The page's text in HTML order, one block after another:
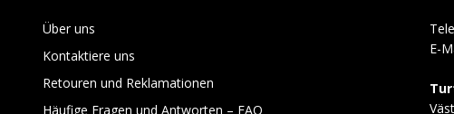
Über uns
Kontaktiere uns
Retouren und Reklamationen
Häufige Fragen und Antworten – FAQ
E-